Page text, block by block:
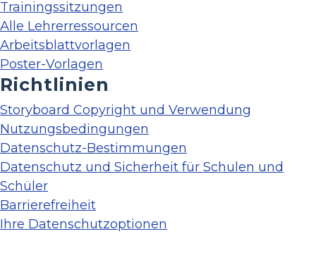
Trainingssitzungen
Alle Lehrerressourcen
Arbeitsblattvorlagen
Poster-Vorlagen
Richtlinien
Storyboard Copyright und Verwendung
Nutzungsbedingungen
Datenschutz-Bestimmungen
Datenschutz und Sicherheit für Schulen und
Schüler
Barrierefreiheit
Ihre Datenschutzoptionen